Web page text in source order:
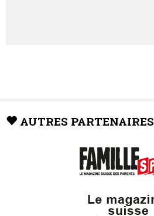
AUTRES PARTENAIRES